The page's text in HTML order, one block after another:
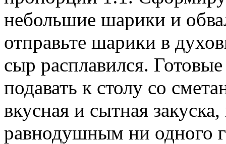
небольшие шарики и
отправьте шарики в
сыр расплавился.
подавать к столу со
вкусная и сытная
равнодушным ни одного